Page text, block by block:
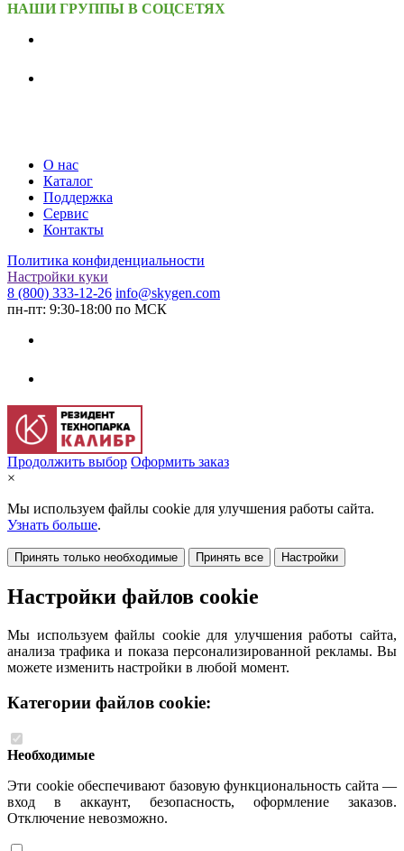
НАШИ ГРУППЫ В СОЦСЕТЯХ
О нас
Каталог
Поддержка
Сервис
Контакты
Политика конфиденциальности
Настройки куки
8 (800) 333-12-26 info@skygen.com
пн-пт: 9:30-18:00 по МСК
Продолжить выбор Оформить заказ
×
Мы используем файлы cookie для улучшения работы сайта.
Узнать больше.
Принять только необходимые Принять все Настройки
Настройки файлов cookie
Мы используем файлы cookie для улучшения работы сайта,
анализа трафика и показа персонализированной рекламы. Вы
можете изменить настройки в любой момент.
Категории файлов cookie:
Необходимые
Эти cookie обеспечивают базовую функциональность сайта —
вход в аккаунт, безопасность, оформление заказов.
Отключение невозможно.